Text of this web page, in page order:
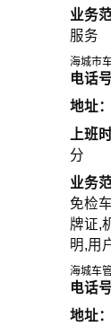
业务
服务
海城市
电话
地址：
上班
分
业务
免检
牌证,
明,用
海城车
电话
地址：